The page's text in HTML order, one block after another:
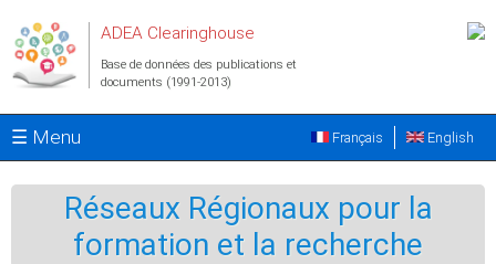
ADEA Clearinghouse
Base de données des publications et
documents (1991-2013)
☰ Menu English
Français
Réseaux Régionaux pour la
formation et la recherche